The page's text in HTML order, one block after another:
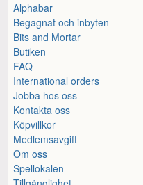
Alphabar
Begagnat och inbyten
Bits and Mortar
Butiken
FAQ
International orders
Jobba hos oss
Kontakta oss
Köpvillkor
Medlemsavgift
Om oss
Spellokalen